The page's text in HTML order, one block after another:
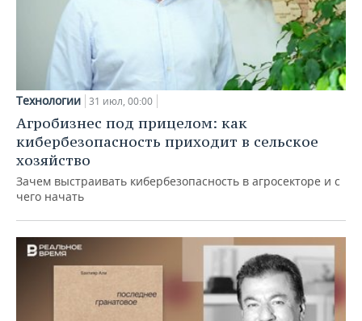
Технологии 31 июл, 00:00
Агробизнес под прицелом: как
кибербезопасность приходит в сельское
хозяйство
Зачем выстраивать кибербезопасность в агросекторе и с
чего начать